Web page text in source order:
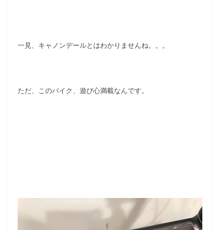
一見、キャノンデールとはわかりませんね。。。
ただ、このバイク、遊び心満載なんです。